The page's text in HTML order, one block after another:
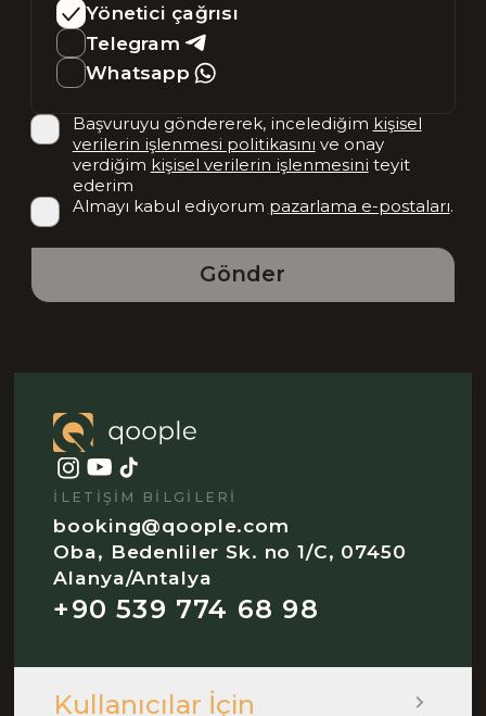
Yönetici çağrısı
Telegram
Whatsapp
Başvuruyu göndererek, incelediğim kişisel
verilerin işlenmesi politikasını ve onay
verdiğim kişisel verilerin işlenmesini teyit
ederim
Almayı kabul ediyorum pazarlama e-postaları.
Gönder
İLETIŞIM BILGILERI
booking@qoople.com
Oba, Bedenliler Sk. no 1/C, 07450
Alanya/Antalya
+90 539 774 68 98
Kullanıcılar İçin